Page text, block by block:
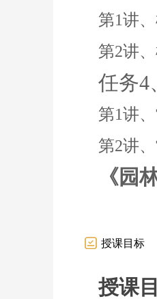
第1讲
第2讲
任务4
第1讲
第2讲
《园
授课目标
授课